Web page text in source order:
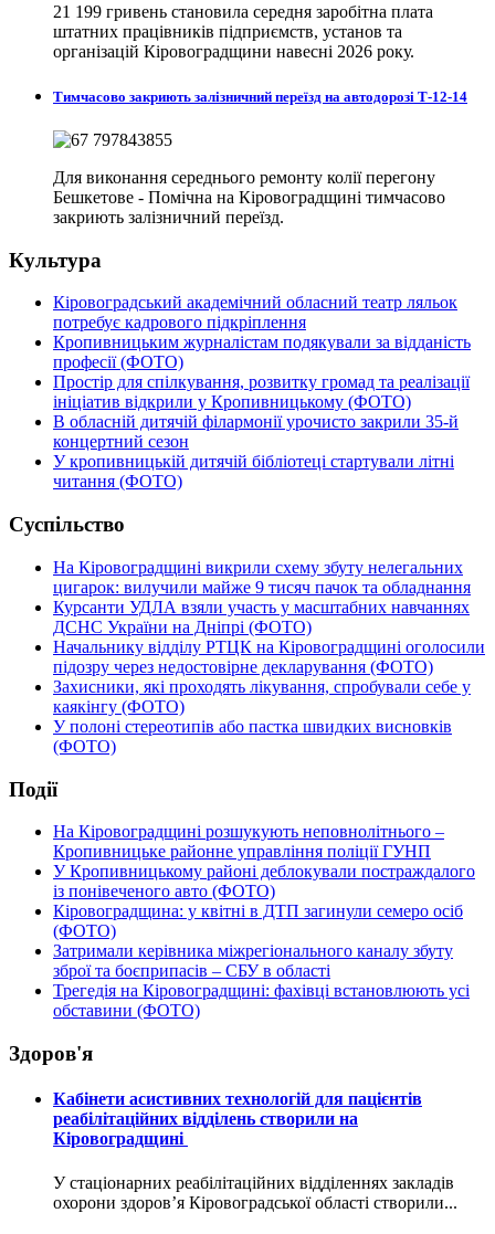
21 199 гривень становила середня заробітна плата
штатних працівників підприємств, установ та
організацій Кіровоградщини навесні 2026 року.
Тимчасово закриють залізничний переїзд на автодорозі Т-12-14
Для виконання середнього ремонту колії перегону
Бешкетове - Помічна на Кіровоградщині тимчасово
закриють залізничний переїзд.
Культура
Кіровоградський академічний обласний театр ляльок
потребує кадрового підкріплення
Кропивницьким журналістам подякували за відданість
професії (ФОТО)
Простір для спілкування, розвитку громад та реалізації
ініціатив відкрили у Кропивницькому (ФОТО)
В обласній дитячій філармонії урочисто закрили 35-й
концертний сезон
У кропивницькій дитячій бібліотеці стартували літні
читання (ФОТО)
Суспільство
На Кіровоградщині викрили схему збуту нелегальних
цигарок: вилучили майже 9 тисяч пачок та обладнання
Курсанти УДЛА взяли участь у масштабних навчаннях
ДСНС України на Дніпрі (ФОТО)
Начальнику відділу РТЦК на Кіровоградщині оголосили
підозру через недостовірне декларування (ФОТО)
Захисники, які проходять лікування, спробували себе у
каякінгу (ФОТО)
У полоні стереотипів або пастка швидких висновків
(ФОТО)
Події
На Кіровоградщині розшукують неповнолітнього –
Кропивницьке районне управління поліції ГУНП
У Кропивницькому районі деблокували постраждалого
із понівеченого авто (ФОТО)
Кіровоградщина: у квітні в ДТП загинули семеро осіб
(ФОТО)
Затримали керівника міжрегіонального каналу збуту
зброї та боєприпасів – СБУ в області
Трегедія на Кіровоградщині: фахівці встановлюють усі
обставини (ФОТО)
Здоров'я
Кабінети асистивних технологій для пацієнтів
реабілітаційних відділень створили на
Кіровоградщині
У стаціонарних реабілітаційних відділеннях закладів
охорони здоров’я Кіровоградської області створили...